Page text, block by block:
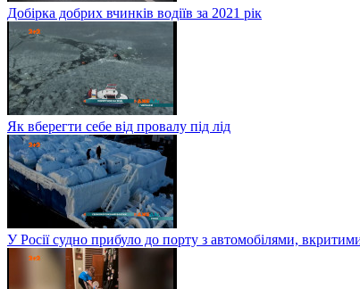
Добірка добрих вчинків водіїв за 2021 рік
Як вберегти себе від провалу під лід
У Росії судно прибуло до порту з автомобілями,